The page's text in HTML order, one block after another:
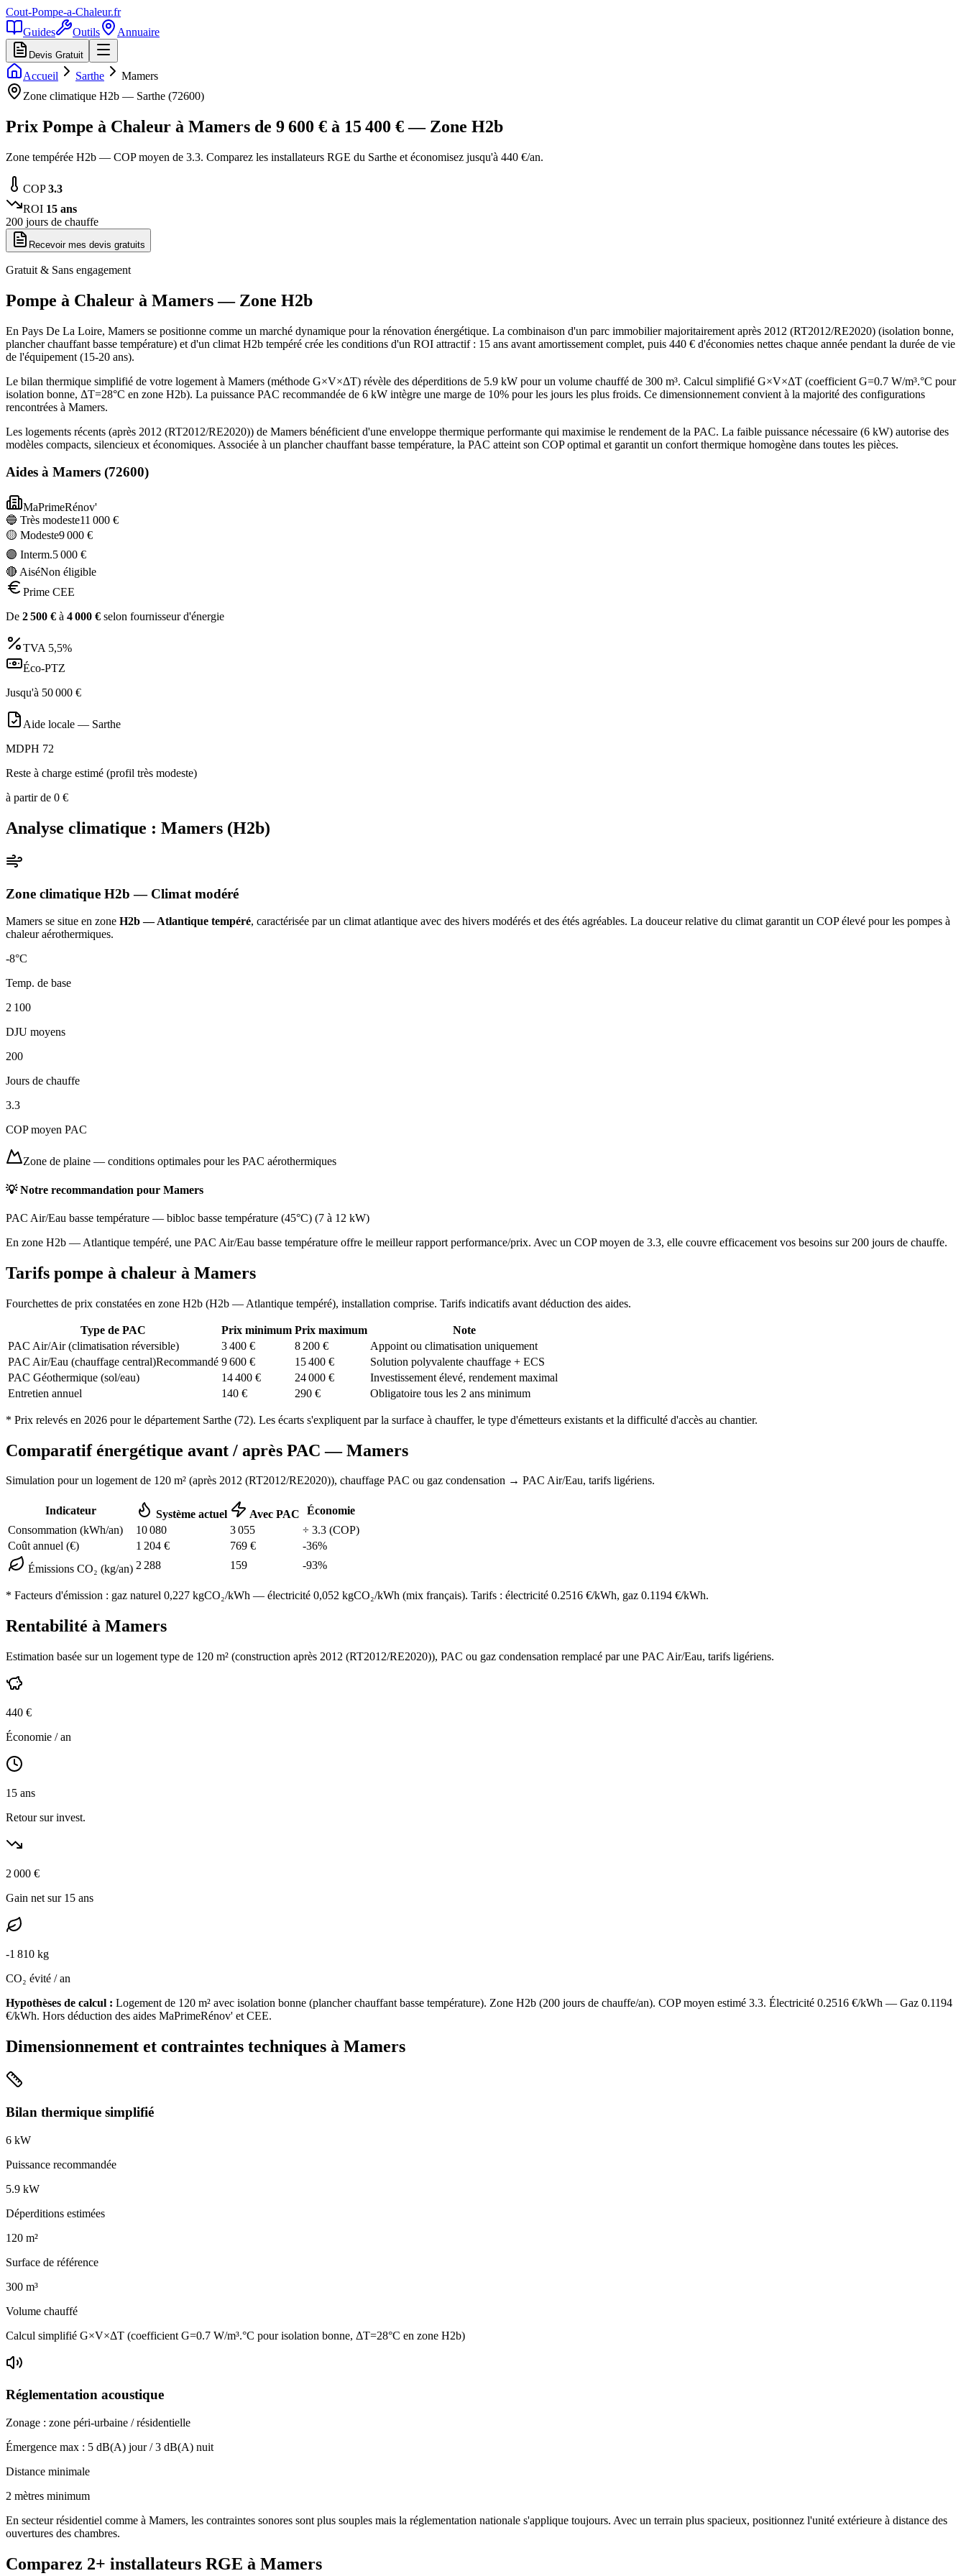
Cout-Pompe-a-Chaleur.fr
Guides
Outils Annuaire
Devis Gratuit
Accueil Sarthe
Mamers
Zone climatique H2b — Sarthe (72600)
Prix Pompe à Chaleur à Mamers de 9 600 € à 15 400 € — Zone H2b
Zone tempérée H2b — COP moyen de 3.3. Comparez les installateurs RGE du Sarthe et économisez jusqu'à 440 €/an.
COP3.3
ROI 15 ans
200 jours de chauffe
Recevoir mes devis gratuits
Gratuit & Sans engagement
Pompe à Chaleur à Mamers— Zone H2b
En Pays De La Loire, Mamers se positionne comme un marché dynamique pour la rénovation énergétique. La combinaison d'un parc immobilier majoritairement après 2012 (RT2012/RE2020) (isolation bonne,
plancher chauffant basse température) et d'un climat H2b tempéré crée les conditions d'un ROI attractif : 15 ans avant amortissement complet, puis 440 € d'économies nettes chaque année pendant la durée de vie
de l'équipement (15-20 ans).
Le bilan thermique simplifié de votre logement à Mamers (méthode G×V×ΔT) révèle des déperditions de 5.9 kW pour un volume chauffé de 300 m³. Calcul simplifié G×V×ΔT (coefficient G=0.7 W/m³.°C pour
isolation bonne, ΔT=28°C en zone H2b). La puissance PAC recommandée de 6 kW intègre une marge de 10% pour les jours les plus froids. Ce dimensionnement convient à la majorité des configurations
rencontrées à Mamers.
Les logements récents (après 2012 (RT2012/RE2020)) de Mamers bénéficient d'une enveloppe thermique performante qui maximise le rendement de la PAC. La faible puissance nécessaire (6 kW) autorise des
modèles compacts, silencieux et économiques. Associée à un plancher chauffant basse température, la PAC atteint son COP optimal et garantit un confort thermique homogène dans toutes les pièces.
Aides à Mamers (72600)
MaPrimeRénov'
🔵 Très modeste11 000 €
🟡 Modeste9 000 €
🟣 Interm.5 000 €
🔴 AiséNon éligible
Prime CEE
De 2 500 € à 4 000 € selon fournisseur d'énergie
TVA 5,5%
Éco-PTZ
Jusqu'à 50 000 €
Aide locale — Sarthe
MDPH 72
Reste à charge estimé (profil très modeste)
à partir de 0 €
Analyse climatique : Mamers (H2b)
Zone climatique H2b — Climat modéré
Mamers se situe en zone H2b — Atlantique tempéré, caractérisée par un climat atlantique avec des hivers modérés et des étés agréables. La douceur relative du climat garantit un COP élevé pour les pompes à
chaleur aérothermiques.
-8°C
Temp. de base
2 100
DJU moyens
200
Jours de chauffe
3.3
COP moyen PAC
Zone de plaine — conditions optimales pour les PAC aérothermiques
💡 Notre recommandation pour Mamers
PAC Air/Eau basse température — bibloc basse température (45°C) (7 à 12 kW)
En zone H2b — Atlantique tempéré, une PAC Air/Eau basse température offre le meilleur rapport performance/prix. Avec un COP moyen de 3.3, elle couvre efficacement vos besoins sur 200 jours de chauffe.
Tarifs pompe à chaleur à Mamers
Fourchettes de prix constatées en zone H2b (H2b — Atlantique tempéré), installation comprise. Tarifs indicatifs avant déduction des aides.
Type de PAC Prix minimum Prix maximum
Note
PAC Air/Air (climatisation réversible)
3 400 € 8 200 €
Appoint ou climatisation uniquement
PAC Air/Eau (chauffage central)Recommandé 9 600 € 15 400 €
Solution polyvalente chauffage + ECS
PAC Géothermique (sol/eau)
14 400 € 24 000 €
Investissement élevé, rendement maximal
Entretien annuel
140 € 290 € Obligatoire tous les 2 ans minimum
* Prix relevés en 2026 pour le département Sarthe (72). Les écarts s'expliquent par la surface à chauffer, le type d'émetteurs existants et la difficulté d'accès au chantier.
Comparatif énergétique avant / après PAC —Mamers
Simulation pour un logement de 120 m² (après 2012 (RT2012/RE2020)), chauffage PAC ou gaz condensation → PAC Air/Eau, tarifs ligériens.
Indicateur Système actuel Avec PAC
Économie
Consommation (kWh/an)
10 080 3 055 ÷ 3.3 (COP)
Coût annuel (€)
1 204 € 769 € -36%
Émissions CO₂ (kg/an) 2 288 159 -93%
* Facteurs d'émission : gaz naturel 0,227 kgCO₂/kWh — électricité 0,052 kgCO₂/kWh (mix français). Tarifs : électricité 0.2516 €/kWh, gaz 0.1194 €/kWh.
Rentabilité à Mamers
Estimation basée sur un logement type de 120 m² (construction après 2012 (RT2012/RE2020)), PAC ou gaz condensation remplacé par une PAC Air/Eau, tarifs ligériens.
440 €
Économie / an
15 ans
Retour sur invest.
2 000 €
Gain net sur 15 ans
-1 810 kg
CO₂ évité / an
Hypothèses de calcul : Logement de 120 m² avec isolation bonne (plancher chauffant basse température). Zone H2b (200 jours de chauffe/an). COP moyen estimé 3.3. Électricité 0.2516 €/kWh — Gaz 0.1194
€/kWh. Hors déduction des aides MaPrimeRénov' et CEE.
Dimensionnement et contraintes techniques à Mamers
Bilan thermique simplifié
6 kW
Puissance recommandée
5.9 kW
Déperditions estimées
120 m²
Surface de référence
300 m³
Volume chauffé
Calcul simplifié G×V×ΔT (coefficient G=0.7 W/m³.°C pour isolation bonne, ΔT=28°C en zone H2b)
Réglementation acoustique
Zonage : zone péri-urbaine / résidentielle
Émergence max : 5 dB(A) jour /3 dB(A) nuit
Distance minimale
2 mètres minimum
En secteur résidentiel comme à Mamers, les contraintes sonores sont plus souples mais la réglementation nationale s'applique toujours. Avec un terrain plus spacieux, positionnez l'unité extérieure à distance des
ouvertures des chambres.
Comparez 2+ installateurs RGE à Mamers